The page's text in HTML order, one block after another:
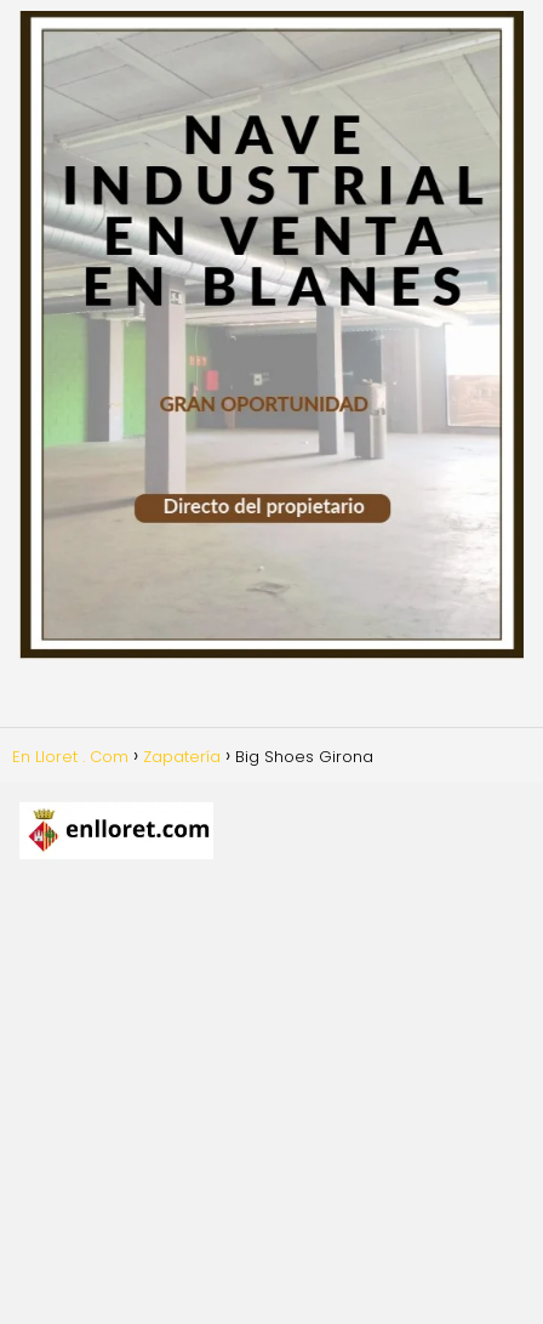
En Lloret . Com Zapatería Big Shoes Girona